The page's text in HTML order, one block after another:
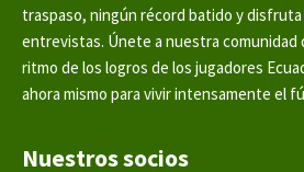
traspaso, ningún récord batido y
entrevistas. Únete a nuestra comunidad
ritmo de los logros de los jugadores
ahora mismo para vivir intensamente el
Nuestros socios